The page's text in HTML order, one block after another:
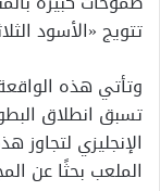
تتويج «الأسود
وتأتي هذه
تسبق انطلاق
الإنجليزي
الملعب بحثًا عن